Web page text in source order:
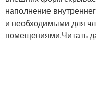
наполнение
и необходимыми для
помещениями.Читать